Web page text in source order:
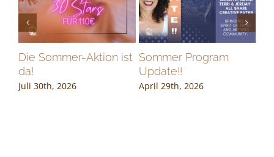
Die Sommer-Aktion ist
da!
Juli 30th, 2026
Sommer Program
Update!!
April 29th, 2026